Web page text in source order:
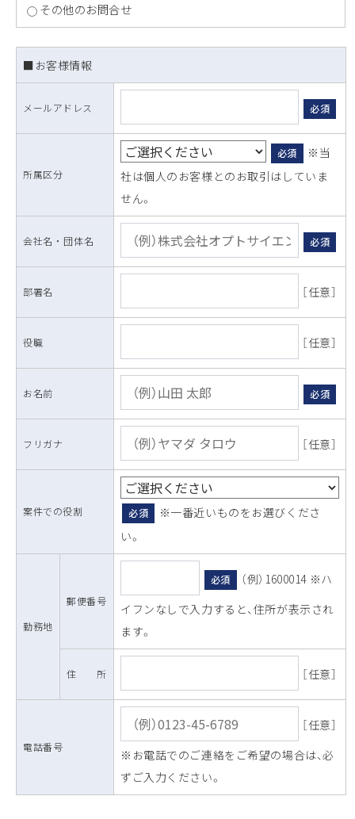
その他のお問合せ
■お客様情報
メールアドレス 必須
所属区分
必須
※当
社は個人のお客様とのお取引はしていま
せん。
会社名 ・ 団体名 必須
部署名 ［任意］
役職 ［任意］
お名前 必須
フリガナ ［任意］
案件での役割 必須
※一番近いものをお選びくださ
い。
勤務地
郵便番号
必須
（例）1600014 ※ハ
イフンなしで入力すると、住所が表示され
ます。
住 所 ［任意］
電話番号
［任意］
※お電話でのご連絡をご希望の場合は、必
ずご入力ください。